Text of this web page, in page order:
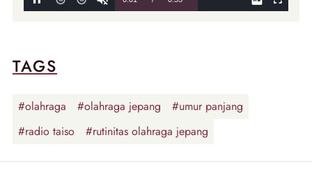
TAGS
#olahraga #olahraga jepang
#umur panjang
#radio taiso
#rutinitas olahraga jepang